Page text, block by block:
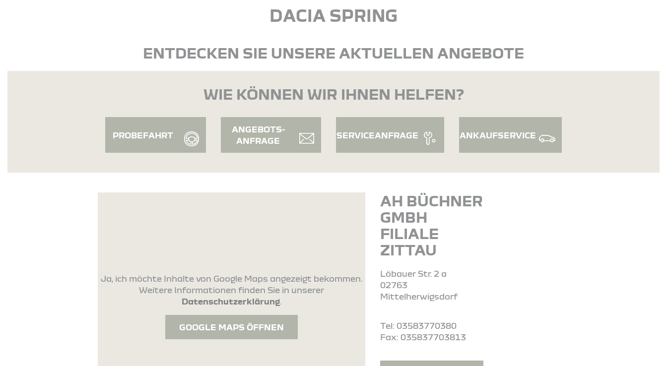
DACIA SPRING
ENTDECKEN SIE UNSERE AKTUELLEN ANGEBOTE
WIE KÖNNEN WIR IHNEN HELFEN?
PROBEFAHRT
ANGEBOTS-
ANFRAGE
SERVICEANFRAGE ANKAUFSERVICE
Ja, ich möchte Inhalte von Google Maps angezeigt bekommen.
Weitere Informationen finden Sie in unserer
Datenschutzerklärung.
GOOGLE MAPS ÖFFNEN
AH BÜCHNER
GMBH
FILIALE
ZITTAU
Löbauer Str. 2 a
02763
Mittelherwigsdorf
Tel: 03583770380
Fax: 035837703813